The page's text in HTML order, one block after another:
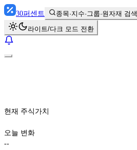
30퍼센트 종목·지수·그룹·원자재 검색
라이트/다크 모드 전환
현재 주식가치
오늘 변화
--